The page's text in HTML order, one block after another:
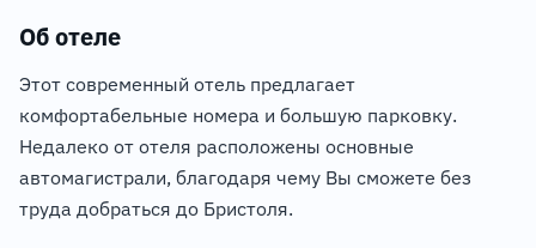
Об отеле
Этот современный отель предлагает
комфортабельные номера и большую парковку.
Недалеко от отеля расположены основные
автомагистрали, благодаря чему Вы сможете без
труда добраться до Бристоля.